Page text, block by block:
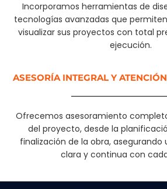
Incorporamos herramientas de
tecnologías avanzadas que
visualizar sus proyectos con total
ejecución.
ASESORÍA INTEGRAL Y
Ofrecemos asesoramiento
del proyecto, desde la
finalización de la obra,
clara y continua con